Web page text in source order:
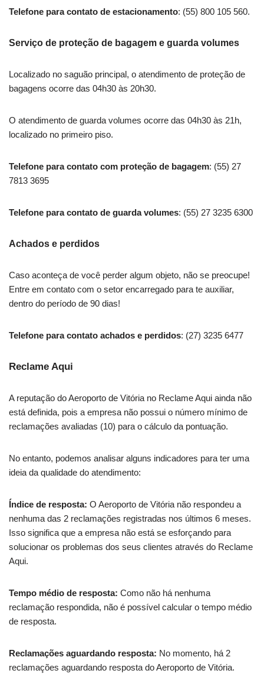
Telefone para contato de estacionamento: (55) 800 105 560.
Serviço de proteção de bagagem e guarda volumes
Localizado no saguão principal, o atendimento de proteção de
bagagens ocorre das 04h30 às 20h30.
O atendimento de guarda volumes ocorre das 04h30 às 21h,
localizado no primeiro piso.
Telefone para contato com proteção de bagagem: (55) 27
7813 3695
Telefone para contato de guarda volumes: (55) 27 3235 6300
Achados e perdidos
Caso aconteça de você perder algum objeto, não se preocupe!
Entre em contato com o setor encarregado para te auxiliar,
dentro do período de 90 dias!
Telefone para contato achados e perdidos: (27) 3235 6477
Reclame Aqui
A reputação do Aeroporto de Vitória no Reclame Aqui ainda não
está definida, pois a empresa não possui o número mínimo de
reclamações avaliadas (10) para o cálculo da pontuação.
No entanto, podemos analisar alguns indicadores para ter uma
ideia da qualidade do atendimento:
Índice de resposta: O Aeroporto de Vitória não respondeu a
nenhuma das 2 reclamações registradas nos últimos 6 meses.
Isso significa que a empresa não está se esforçando para
solucionar os problemas dos seus clientes através do Reclame
Aqui.
Tempo médio de resposta: Como não há nenhuma
reclamação respondida, não é possível calcular o tempo médio
de resposta.
Reclamações aguardando resposta: No momento, há 2
reclamações aguardando resposta do Aeroporto de Vitória.